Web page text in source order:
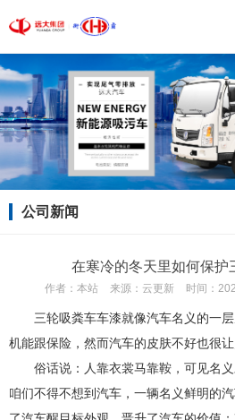
公司新闻
在寒冷的冬天里如何保护
作者： 本站 来源： 云更新 时间：
三轮吸粪车车漆就像汽车名义的一
机能跟保险，然而汽车的皮肤不好也很让
俗话说：人靠衣裳马靠鞍，可见名
咱们不得不想到汽车，一辆名义鲜明的